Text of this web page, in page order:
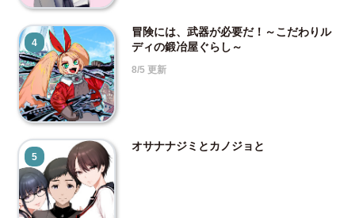
4
冒険には、武器が必要だ！～こだわりル
ディの鍛冶屋ぐらし～
8/5 更新
5
オサナナジミとカノジョと